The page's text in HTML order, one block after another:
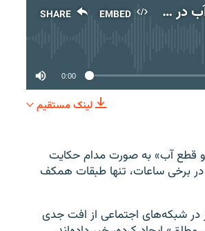
EMBED
SHARE افت فشار و قطع آب در گفت‌وگو با یک کارشناس محیط زیست
SHARE
No
0:00
لینک مستقیم
و قطع آب» به صورت مدام حکایت
برخی ساعات، تنها طبقات همکف
در شبکه‌های اجتماعی از افت جدی